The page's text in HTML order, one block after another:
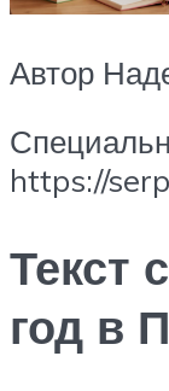
Автор
https://
Текст
год в